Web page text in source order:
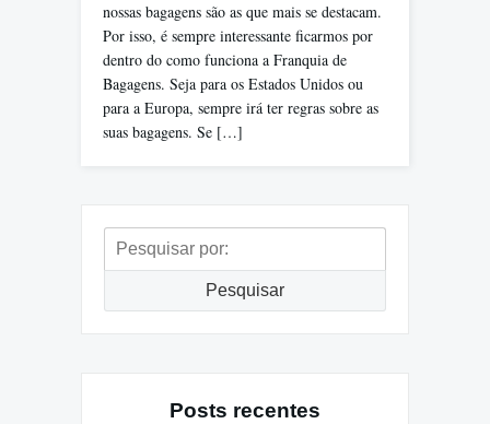
nossas bagagens são as que mais se destacam.
Por isso, é sempre interessante ficarmos por
dentro do como funciona a Franquia de
Bagagens. Seja para os Estados Unidos ou
para a Europa, sempre irá ter regras sobre as
suas bagagens. Se […]
Pesquisar
Pesquisar
Posts recentes